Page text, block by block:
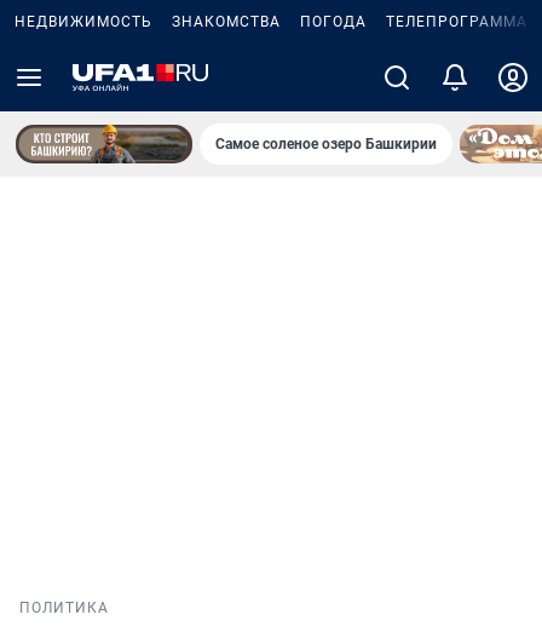
НЕДВИЖИМОСТЬ ЗНАКОМСТВА ПОГОДА ТЕЛЕПРОГРАММА
Самое соленое озеро Башкирии
ПОЛИТИКА